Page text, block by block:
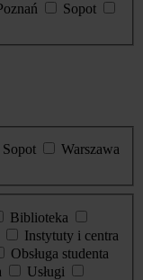
Sopot
Sopot
Warszawa
Biblioteka
Instytuty i centra
Obsługa studenta
Usługi